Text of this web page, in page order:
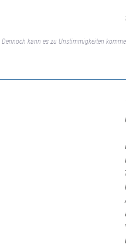
kann es zu Unstimmigkeiten